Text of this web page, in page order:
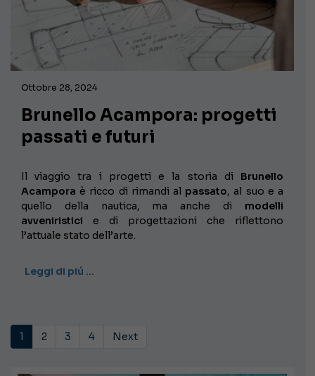
Ottobre 28, 2024
Brunello Acampora: progetti
passati e futuri
Il viaggio tra i progetti e la storia di Brunello
Acampora è ricco di rimandi al passato, al suo e a
quello della nautica, ma anche di modelli
avveniristici e di progettazioni che riflettono
l’attuale stato dell’arte.
Leggi di piú …
1 2 3 4 Next